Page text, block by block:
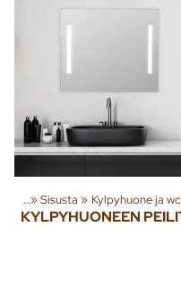
‪»Sisusta ‪» Kylpyhuone ja wc
KYLPYHUONEEN